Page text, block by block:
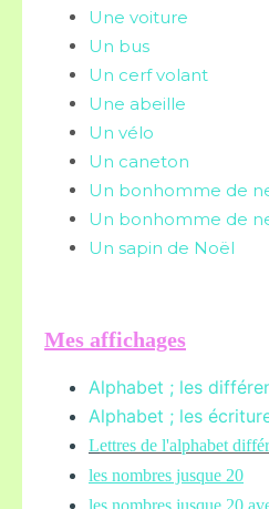
Une voiture
Un bus
Un cerf volant
Une abeille
Un vélo
Un caneton
Un bonhomme de
Un bonhomme de
Un sapin de Noël
Mes affichages
Alphabet ; les
Alphabet ; les
Lettres de l'alphabet
les nombres jusque 20
les nombres jusque 20